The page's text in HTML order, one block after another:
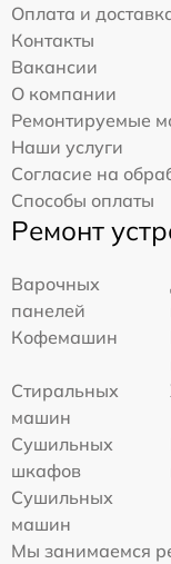
Оплата и
Контакты
Вакансии
О компании
Ремонтируемые
Наши услуги
Согласие на
Способы оплаты
Ремонт
Варочных
панелей
Кофемашин
Стиральных
машин
Сушильных
шкафов
Сушильных
машин
Мы занимаемся